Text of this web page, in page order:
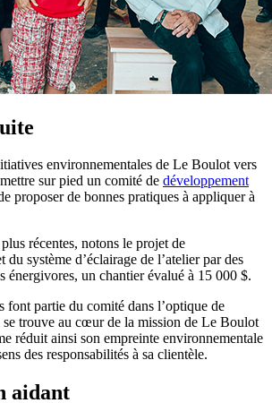
environnementales de Le Boulot vers
sur pied un comité de développement
proposer de bonnes pratiques à appliquer à
récentes, notons le projet de
du système d’éclairage de l’atelier par des
énergivores, un chantier évalué à 15 000 $.
font partie du comité dans l’optique de
trouve au cœur de la mission de Le Boulot
réduit ainsi son empreinte environnementale
des responsabilités à sa clientèle.
aidant